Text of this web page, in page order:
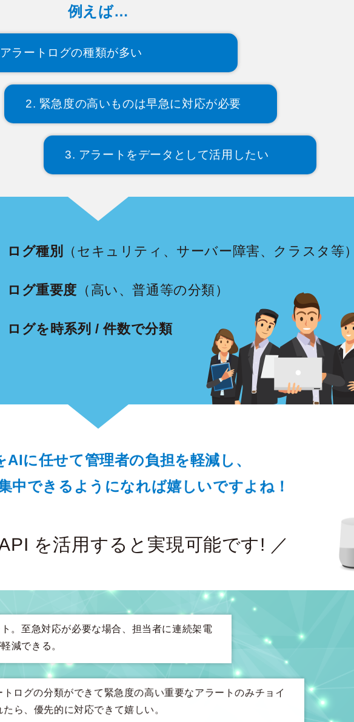
例えば…
ラートログの種類が多い
2. 緊急度の高いものは早急に対応が必要
3. アラートをデータとして活用したい
ログ種別 （セキュリティ、サーバー障害、クラスタ等）
ログ重要度 （高い、普通等の分類）
ログを時系列 / 件数で分類
AIに任せて管理者の負担を軽減し、
中できるようになれば嬉しいですよね！
を活用すると実現可能です! ／
。至急対応が必要な場合、担当者に連続架電
減できる。
トログの分類ができて緊急度の高い重要なアラートのみチョイ
たら、優先的に対応できて嬉しい。